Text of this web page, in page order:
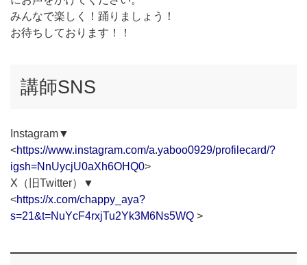
みんなで楽しく！踊りましょう！
お待ちしております！！
講師SNS
Instagram▼
<https://www.instagram.com/a.yaboo0929/profilecard/?
igsh=NnUycjU0aXh6OHQ0>
X（旧Twitter）▼
<https://x.com/chappy_aya?
s=21&t=NuYcF4rxjTu2Yk3M6Ns5WQ >